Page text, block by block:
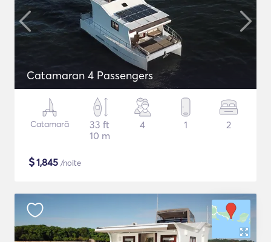
Catamaran 4 Passengers
Catamarã
33 ft
10 m
4 1 2
$1,845 /noite